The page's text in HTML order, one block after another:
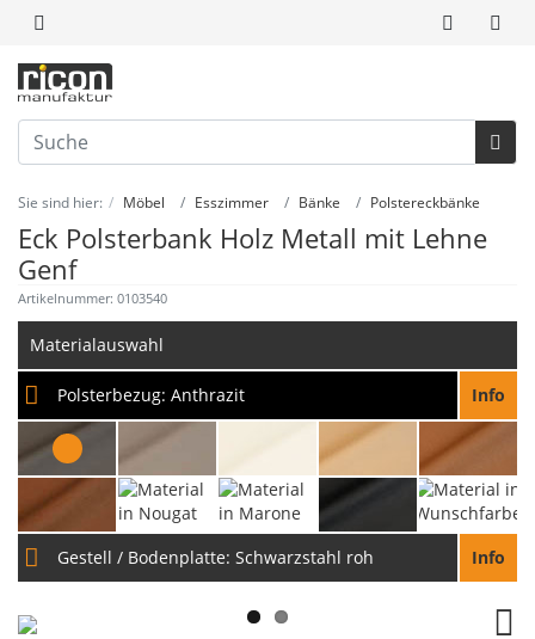
Sie sind hier: Möbel Esszimmer Bänke Polstereckbänke
Eck Polsterbank Holz Metall mit Lehne
Genf
Artikelnummer: 0103540
Materialauswahl
Polsterbezug: Anthrazit Info
Gestell / Bodenplatte: Schwarzstahl roh Info